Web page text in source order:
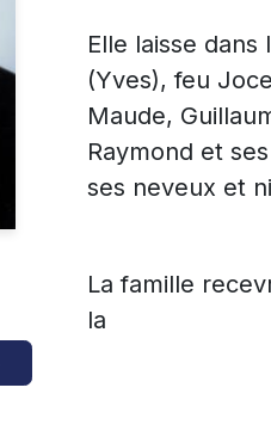
Elle laisse
(Yves), feu
Maude,
Raymond et
ses neveux et
La famille
la